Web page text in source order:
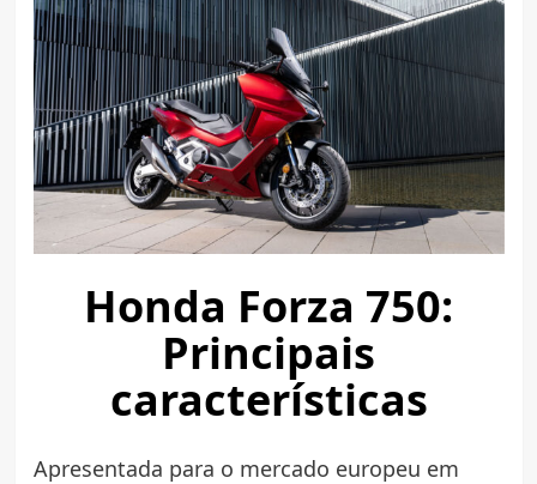
Honda Forza 750:
Principais
características
Apresentada para o mercado europeu em